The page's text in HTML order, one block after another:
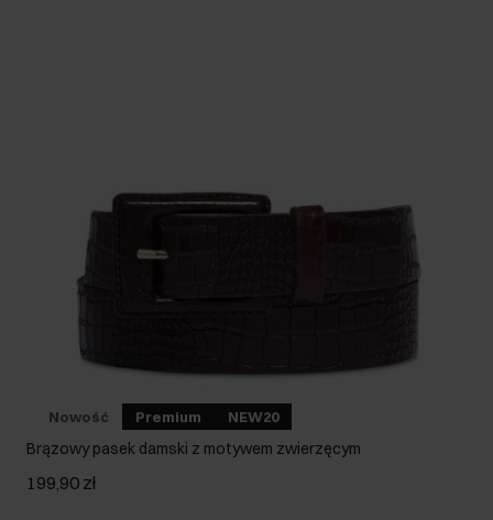
Nowość Premium NEW20
Brązowy pasek damski z motywem zwierzęcym
199,90 zł